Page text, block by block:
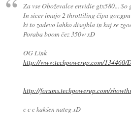
Za vse Oboževalce envidie gtx580...
In sicer imajo 2 throttiling čipa
ki to zadevo lahko disejbla in kaj se
Poraba boom čez 350w xD
OG Link
http://www.techpowerup.com/134460/
http://forums.techpowerup.com/
c c c kakšen nateg xD